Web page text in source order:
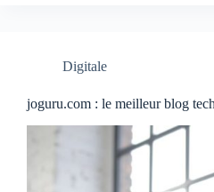
Digitale
joguru.com : le meilleur blog